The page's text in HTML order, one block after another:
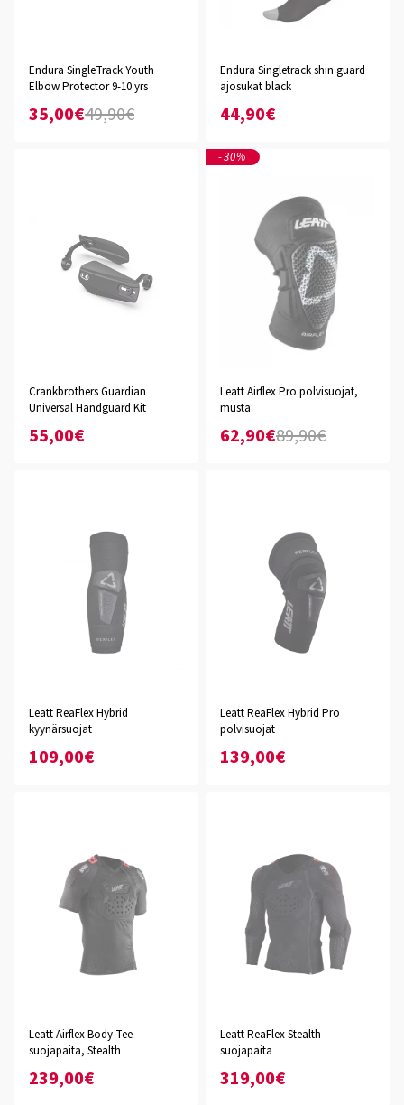
Endura SingleTrack Youth
Elbow Protector 9-10 yrs
35,00€49,90€
Endura Singletrack shin guard
ajosukat black
44,90€
Crankbrothers Guardian
Universal Handguard Kit
55,00€
-30%
Leatt Airflex Pro polvisuojat,
musta
62,90€89,90€
Leatt ReaFlex Hybrid
kyynärsuojat
109,00€
Leatt ReaFlex Hybrid Pro
polvisuojat
139,00€
Leatt Airflex Body Tee
suojapaita, Stealth
239,00€
Leatt ReaFlex Stealth
suojapaita
319,00€